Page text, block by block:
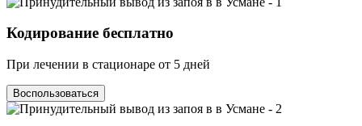
Кодирование бесплатно
При лечении в стационаре от 5 дней
Воспользоваться